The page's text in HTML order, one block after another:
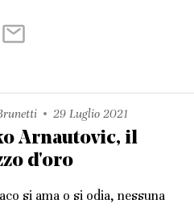
29 Luglio 2021
Arnautovic, il
d'oro
si ama o si odia, nessuna